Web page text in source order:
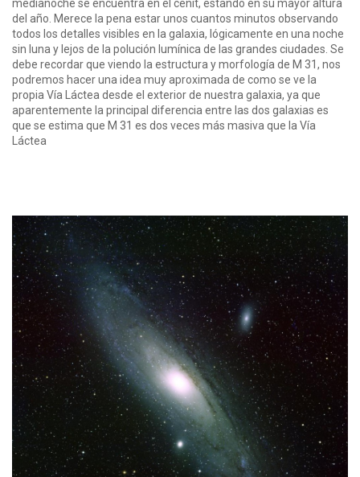
medianoche se encuentra en el cenit, estando en su mayor altura
del año. Merece la pena estar unos cuantos minutos observando
todos los detalles visibles en la galaxia, lógicamente en una noche
sin luna y lejos de la polución lumínica de las grandes ciudades. Se
debe recordar que viendo la estructura y morfología de M 31, nos
podremos hacer una idea muy aproximada de como se ve la
propia Vía Láctea desde el exterior de nuestra galaxia, ya que
aparentemente la principal diferencia entre las dos galaxias es
que se estima que M 31 es dos veces más masiva que la Vía
Láctea